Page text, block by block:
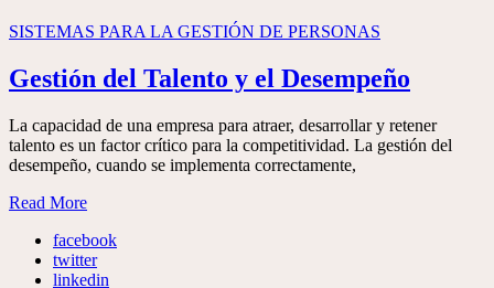
SISTEMAS PARA LA GESTIÓN DE PERSONAS
Gestión del Talento y el Desempeño
La capacidad de una empresa para atraer, desarrollar y retener
talento es un factor crítico para la competitividad. La gestión del
desempeño, cuando se implementa correctamente,
Read More
facebook
twitter
linkedin